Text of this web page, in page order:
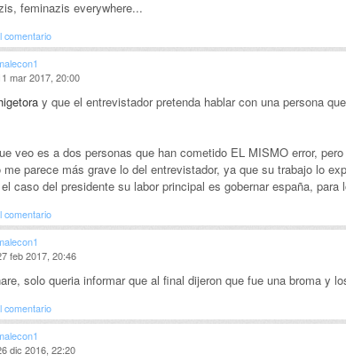
feminazis everywhere...
comentario
mar 2017, 20:00
y que el entrevistador pretenda hablar con una persona
veo es a dos personas que han cometido EL MISMO error,
me parece más grave lo del entrevistador, ya que su trabajo lo
caso del presidente su labor principal es gobernar españa,
comentario
feb 2017, 20:46
solo queria informar que al final dijeron que fue una broma y
comentario
dic 2016, 22:20